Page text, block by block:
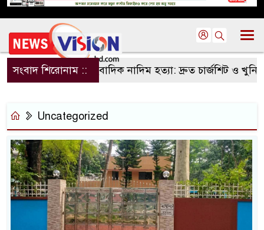
সংবাদ শিরোনাম ::সাংবাদিক নাদিম হত্যা: দ্রুত চার্জশিট ও খুনিদের
Uncategorized